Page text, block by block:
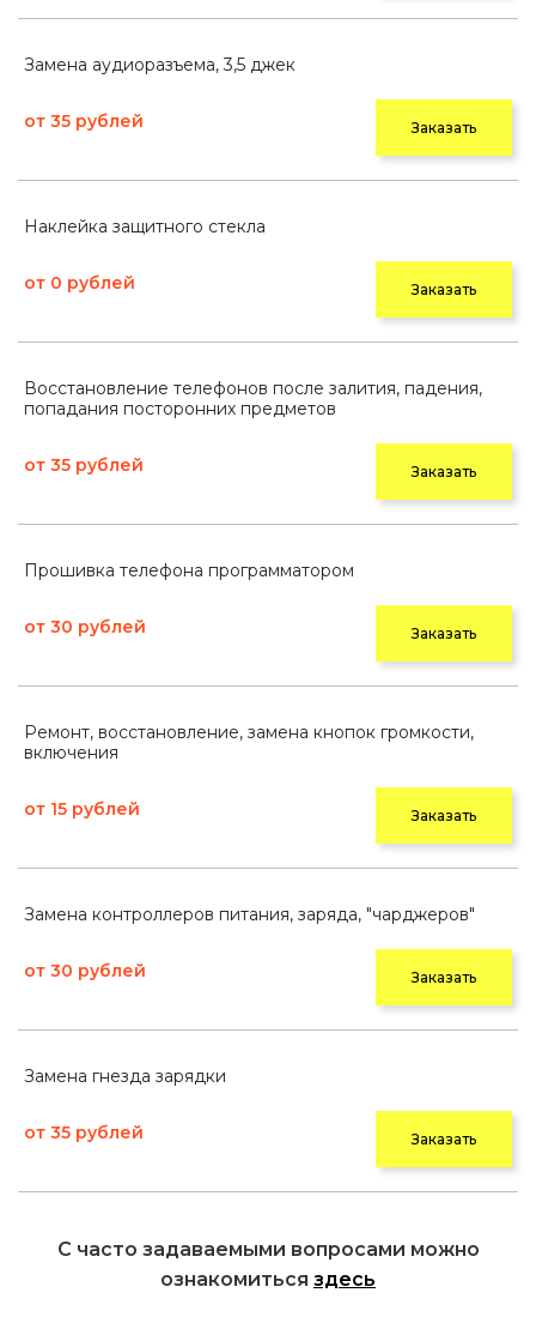
Замена аудиоразъема, 3,5 джек
от 35 рублей Заказать
Наклейка защитного стекла
от 0 рублей Заказать
Восстановление телефонов после залития, падения,
попадания посторонних предметов
от 35 рублей Заказать
Прошивка телефона программатором
от 30 рублей Заказать
Ремонт, восстановление, замена кнопок громкости,
включения
от 15 рублей Заказать
Замена контроллеров питания, заряда, "чарджеров"
от 30 рублей Заказать
Замена гнезда зарядки
от 35 рублей Заказать
С часто задаваемыми вопросами можно
ознакомиться здесь